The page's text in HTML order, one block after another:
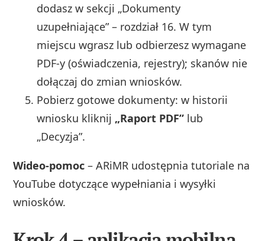
dodasz w sekcji „Dokumenty
uzupełniające” – rozdział 16. W tym
miejscu wgrasz lub odbierzesz wymagane
PDF‑y (oświadczenia, rejestry); skanów nie
dołączaj do zmian wniosków.
Pobierz gotowe dokumenty: w historii
wniosku kliknij „Raport PDF” lub
„Decyzja”.
Wideo‑pomoc – ARiMR udostępnia tutoriale na
YouTube dotyczące wypełniania i wysyłki
wniosków.